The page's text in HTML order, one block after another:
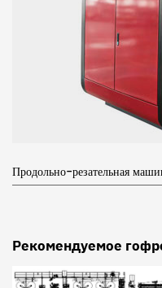
Продольно-резательная
Рекомендуемое